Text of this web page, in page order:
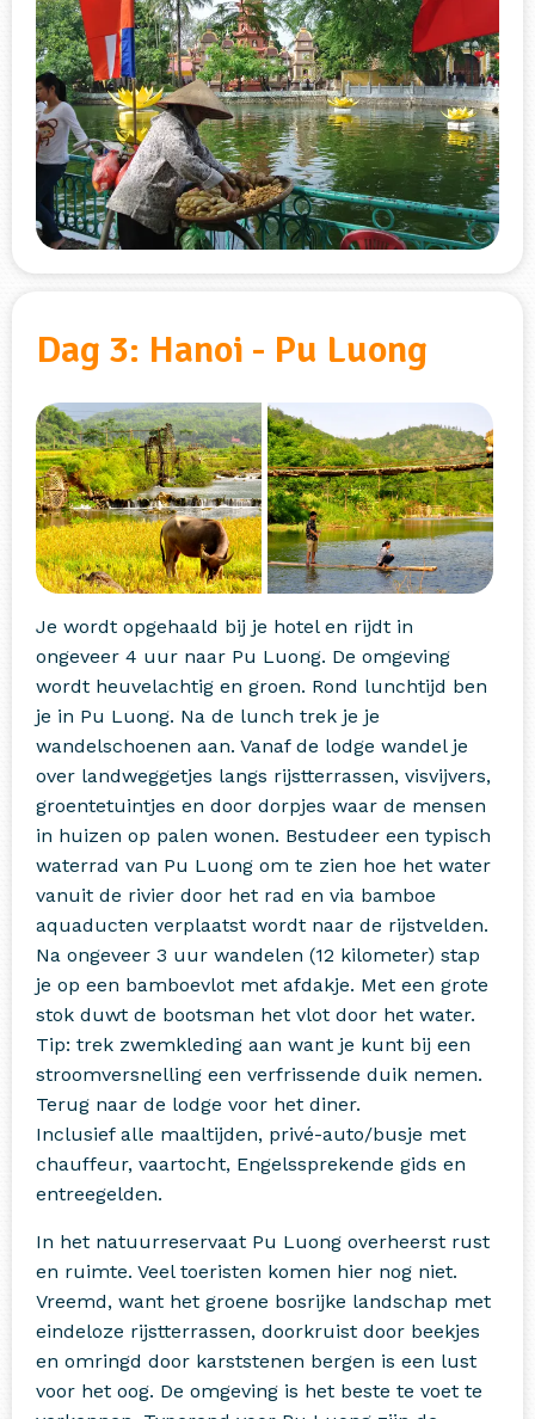
Dag 3: Hanoi - Pu Luong
Je wordt opgehaald bij je hotel en rijdt in
ongeveer 4 uur naar Pu Luong. De omgeving
wordt heuvelachtig en groen. Rond lunchtijd ben
je in Pu Luong. Na de lunch trek je je
wandelschoenen aan. Vanaf de lodge wandel je
over landweggetjes langs rijstterrassen, visvijvers,
groentetuintjes en door dorpjes waar de mensen
in huizen op palen wonen. Bestudeer een typisch
waterrad van Pu Luong om te zien hoe het water
vanuit de rivier door het rad en via bamboe
aquaducten verplaatst wordt naar de rijstvelden.
Na ongeveer 3 uur wandelen (12 kilometer) stap
je op een bamboevlot met afdakje. Met een grote
stok duwt de bootsman het vlot door het water.
Tip: trek zwemkleding aan want je kunt bij een
stroomversnelling een verfrissende duik nemen.
Terug naar de lodge voor het diner.
Inclusief alle maaltijden, privé-auto/busje met
chauffeur, vaartocht, Engelssprekende gids en
entreegelden.
In het natuurreservaat Pu Luong overheerst rust
en ruimte. Veel toeristen komen hier nog niet.
Vreemd, want het groene bosrijke landschap met
eindeloze rijstterrassen, doorkruist door beekjes
en omringd door karststenen bergen is een lust
voor het oog. De omgeving is het beste te voet te